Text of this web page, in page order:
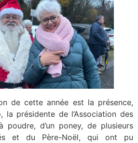
de cette année est la présence,
la présidente de l’Association des
poudre, d’un poney, de plusieurs
et du Père-Noël, qui ont pu